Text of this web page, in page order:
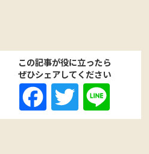
この記事が役に立ったら
ぜひシェアしてください
Fa
ce
T
wi ne